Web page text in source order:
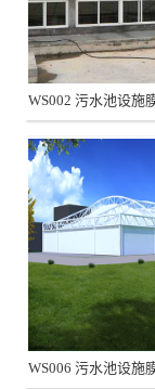
WS002 污水池设施
WS006 污水池设施